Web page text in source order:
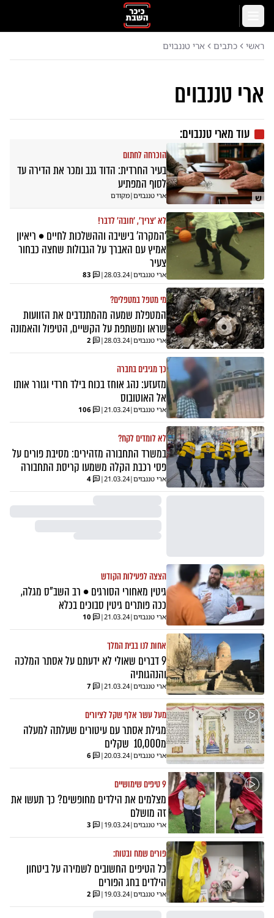
דלג לתוכן הראשי
ראשי כתבים ארי טננבוים
ארי טננבוים
עוד מארי טננבוים:
ש
הוכרחה לחתום
בעיר החרדית: הדוד גנב ומכר את הדירה עד
לסוף המפתיע
ארי טננבוים|מקודם
לא 'צריך', 'חובה' לדבר!
'המקרה' בישיבה וההשלכות לחיים • ריאיון
אמיץ עם האברך על הגבולות שחצה כבחור
צעיר
ארי טננבוים|
28.03.24
|
83
מי מטפל במטפלים?
המטפלת שמעה מהמתנדבים את הזוועות
שראו ומשתפת על הקשיים, הטיפול והאמונה
ארי טננבוים|
28.03.24
|
2
כך מגיבים בחברה
מזעזע: נהג אוחז בכוח בילד חרדי וגורר אותו
אל האוטובוס
ארי טננבוים|
21.03.24
|
106
לא לומדים לקח?
במשרד התחבורה מזהירים: מסיבת פורים על
פסי רכבת הקלה משמעו קריסת התחבורה
ארי טננבוים|
21.03.24
|
4
הצצה לפעילות הקודש
גיטין מאחורי הסורגים • רב השב"ס מגלה,
ככה פותרים גיטין סבוכים בכלא
ארי טננבוים|
21.03.24
|
10
אחות לנו בבית המלך
9 דברים שאולי לא ידעתם על אסתר המלכה
והנהגותיה
ארי טננבוים|
21.03.24
|
7
מעל עשר אלף שקל לציורים
מגילת אסתר עם עיטורים שעלתה למעלה
מ10,000 שקלים
ארי טננבוים|
20.03.24
|
6
9 טיפים שימושיים
מצלמים את הילדים מחופשים? כך תעשו את
זה מושלם
ארי טננבוים|
19.03.24
|
3
פורים שמח ובטוח:
כל הטיפים החשובים לשמירה על ביטחון
הילדים בחג הפורים
ארי טננבוים|
19.03.24
|
2